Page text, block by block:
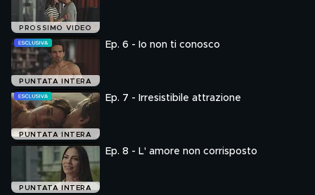
PROSSIMO VIDEO
PUNTATA INTERA
Ep. 6 - Io non ti conosco
PUNTATA INTERA
Ep. 7 - Irresistibile attrazione
PUNTATA INTERA
Ep. 8 - L' amore non corrisposto